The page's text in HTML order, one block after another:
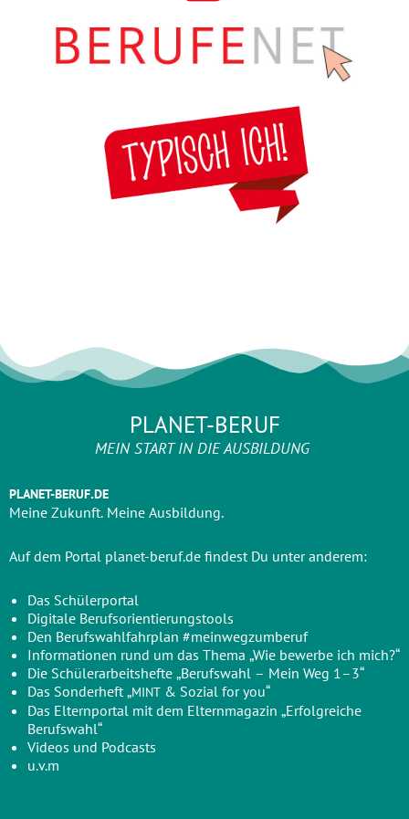
PLANET-BERUF
MEIN START IN DIE AUSBILDUNG
PLANET-BERUF.DE
Mei­ne Zukunft. Mei­ne Ausbildung.
Auf dem Por­tal planet-beruf.de fin­dest Du unter anderem:
Das Schü­ler­por­tal
Digi­ta­le Berufsorientierungstools
Den Berufs­wahl­fahr­plan #mein­wegz­um­be­ruf
Infor­ma­tio­nen rund um das The­ma „Wie bewer­be ich mich?“
Die Schü­ler­ar­beits­hef­te „Berufs­wahl – Mein Weg 1–3“
Das Son­der­heft „MINT & Sozi­al for you“
Das Eltern­por­tal mit dem Eltern­ma­ga­zin „Erfolg­rei­che
Berufswahl“
Vide­os und Podcasts
u.v.m